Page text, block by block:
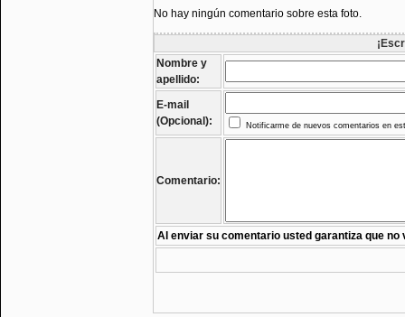
No hay ningún comentario sobre esta foto.
Nombre y
apellido:
E-mail
(Opcional):
Notificarme de nuevos comentarios en
Comentario:
Al enviar su comentario usted garantiza que no